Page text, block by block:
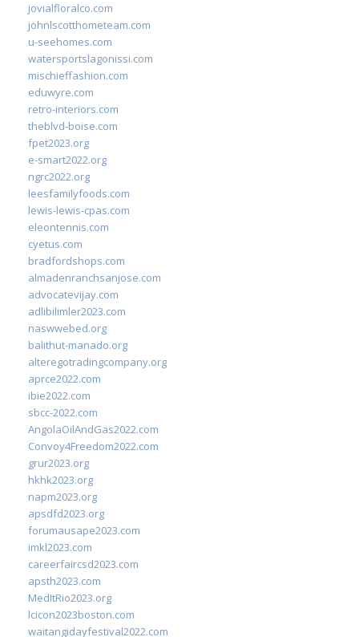
jovialfloralco.com
johnlscotthometeam.com
u-seehomes.com
watersportslagonissi.com
mischieffashion.com
eduwyre.com
retro-interiors.com
theblvd-boise.com
fpet2023.org
e-smart2022.org
ngrc2022.org
leesfamilyfoods.com
lewis-lewis-cpas.com
eleontennis.com
cyetus.com
bradfordshops.com
almadenranchsanjose.com
advocatevijay.com
adlibilimler2023.com
naswwebed.org
balithut-manado.org
alteregotradingcompany.org
aprce2022.com
ibie2022.com
sbcc-2022.com
AngolaOilAndGas2022.com
Convoy4Freedom2022.com
grur2023.org
hkhk2023.org
napm2023.org
apsdfd2023.org
forumausape2023.com
imkl2023.com
careerfaircsd2023.com
apsth2023.com
MedItRio2023.org
lcicon2023boston.com
waitangidayfestival2022.com